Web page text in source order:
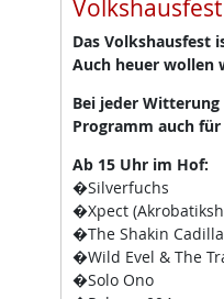
Das Volkshausfest
Auch heuer wollen
Bei jeder
Programm auch für
Ab 15 Uhr im Hof:
�Silverfuchs
�Xpect
�The Shakin
�Wild Evel & The
�Solo Ono